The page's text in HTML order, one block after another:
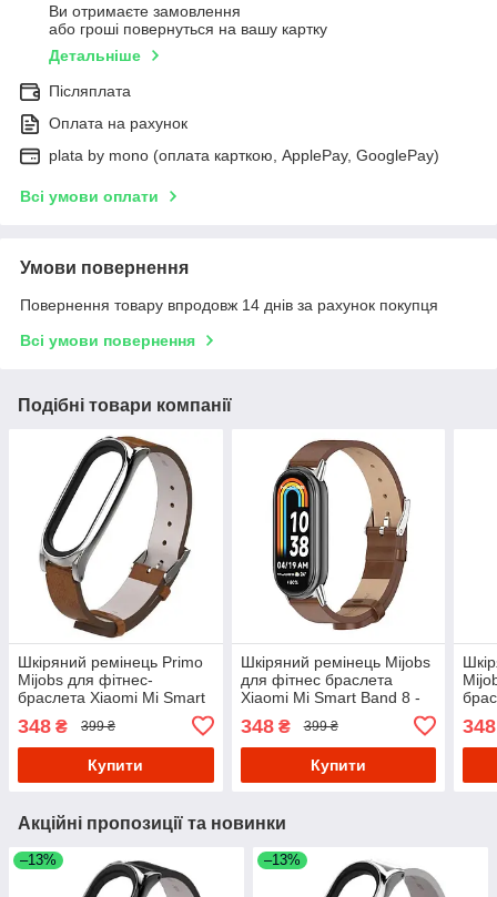
Ви отримаєте замовлення
або гроші повернуться на вашу картку
Детальніше
Післяплата
Оплата на рахунок
plata by mono (оплата карткою, ApplePay, GooglePay)
Всі умови оплати
Умови повернення
Повернення товару впродовж 14 днів за рахунок покупця
Всі умови повернення
Подібні товари компанії
Шкіряний ремінець Primo
Mijobs для фітнес-
браслета Xiaomi Mi Smart
348 ₴ 399 ₴
Купити
Шкіряний ремінець Mijobs
для фітнес браслета
Xiaomi Mi Smart Band 8 -
348₴ 399 ₴
Купити
348
Акційні пропозиції та новинки
–13% –13%